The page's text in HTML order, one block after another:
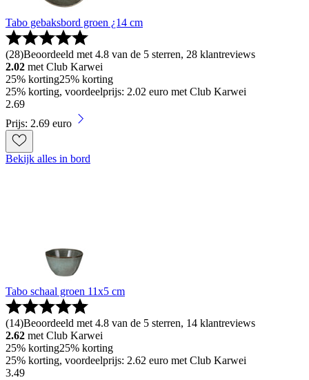
Tabo gebaksbord groen ¿14 cm
(28)Beoordeeld met 4.8 van de 5 sterren, 28 klantreviews
2.02 met Club Karwei
25% korting25% korting
25% korting, voordeelprijs: 2.02 euro met Club Karwei
2.69
Prijs: 2.69 euro
Bekijk alles in bord
Tabo schaal groen 11x5 cm
(14)Beoordeeld met 4.8 van de 5 sterren, 14 klantreviews
2.62 met Club Karwei
25% korting25% korting
25% korting, voordeelprijs: 2.62 euro met Club Karwei
3.49